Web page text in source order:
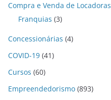
Compra e Venda de Locadoras
Franquias (3)
Concessionárias (4)
COVID-19 (41)
Cursos (60)
Empreendedorismo (893)